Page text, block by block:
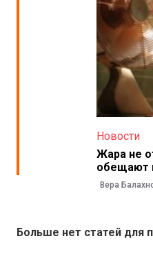
Новости
Жара не
обещают
Вера
Больше нет статей для